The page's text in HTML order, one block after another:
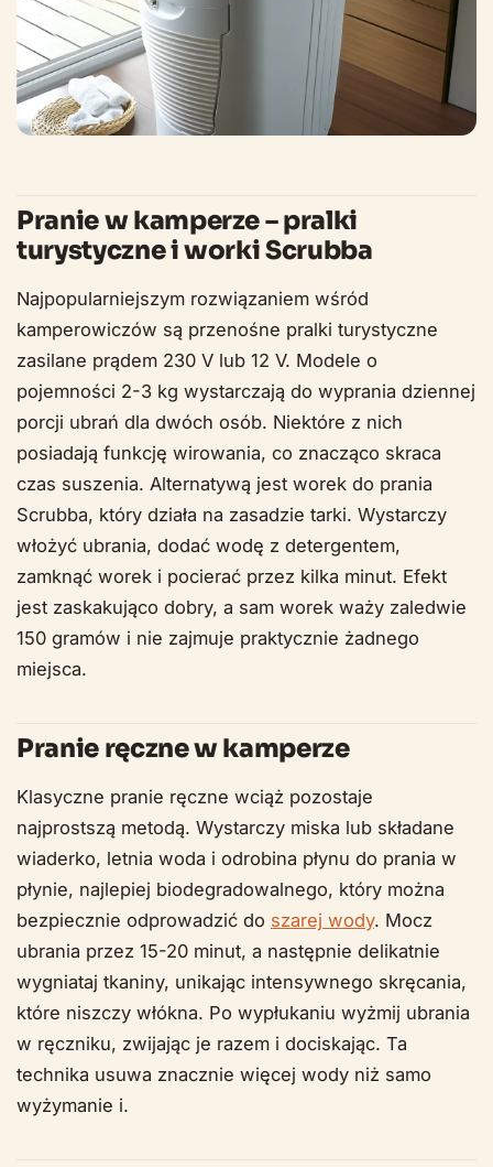
Pranie w kamperze – pralki
turystyczne i worki Scrubba
Najpopularniejszym rozwiązaniem wśród
kamperowiczów są przenośne pralki turystyczne
zasilane prądem 230 V lub 12 V. Modele o
pojemności 2-3 kg wystarczają do wyprania dziennej
porcji ubrań dla dwóch osób. Niektóre z nich
posiadają funkcję wirowania, co znacząco skraca
czas suszenia. Alternatywą jest worek do prania
Scrubba, który działa na zasadzie tarki. Wystarczy
włożyć ubrania, dodać wodę z detergentem,
zamknąć worek i pocierać przez kilka minut. Efekt
jest zaskakująco dobry, a sam worek waży zaledwie
150 gramów i nie zajmuje praktycznie żadnego
miejsca.
Pranie ręczne w kamperze
Klasyczne pranie ręczne wciąż pozostaje
najprostszą metodą. Wystarczy miska lub składane
wiaderko, letnia woda i odrobina płynu do prania w
płynie, najlepiej biodegradowalnego, który można
bezpiecznie odprowadzić do szarej wody. Mocz
ubrania przez 15-20 minut, a następnie delikatnie
wygniataj tkaniny, unikając intensywnego skręcania,
które niszczy włókna. Po wypłukaniu wyżmij ubrania
w ręczniku, zwijając je razem i dociskając. Ta
technika usuwa znacznie więcej wody niż samo
wyżymanie i.